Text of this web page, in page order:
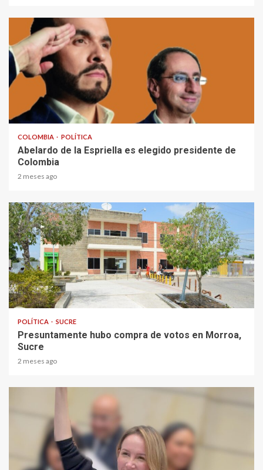
1 min read
COLOMBIA POLÍTICA
Abelardo de la Espriella es elegido presidente de
Colombia
2 meses ago
1 min read
POLÍTICA SUCRE
Presuntamente hubo compra de votos en Morroa,
Sucre
2 meses ago